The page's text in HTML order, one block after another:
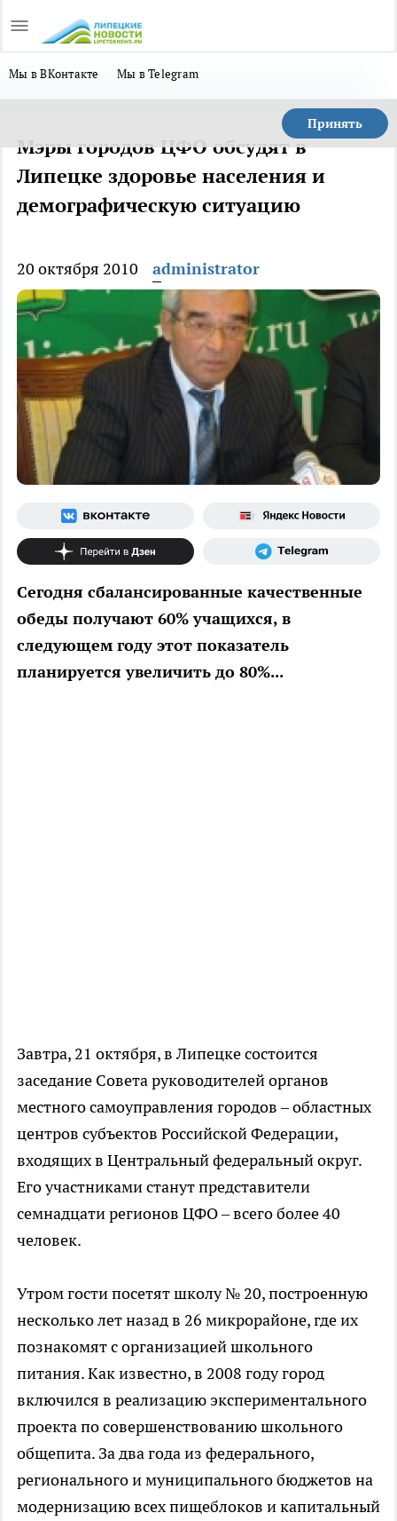
Мы в ВКонтакте Мы в Telegram
Принять
Мэры городов ЦФО обсудят в
Липецке здоровье населения и
демографическую ситуацию
20 октября 2010 administrator
Сегодня сбалансированные качественные
обеды получают 60% учащихся, в
следующем году этот показатель
планируется увеличить до 80%...
Завтра, 21 октября, в Липецке состоится
заседание Совета руководителей органов
местного самоуправления городов – областных
центров субъектов Российской Федерации,
входящих в Центральный федеральный округ.
Его участниками станут представители
семнадцати регионов ЦФО – всего более 40
человек.
Утром гости посетят школу № 20, построенную
несколько лет назад в 26 микрорайоне, где их
познакомят с организацией школьного
питания. Как известно, в 2008 году город
включился в реализацию экспериментального
проекта по совершенствованию школьного
общепита. За два года из федерального,
регионального и муниципального бюджетов на
модернизацию всех пищеблоков и капитальный